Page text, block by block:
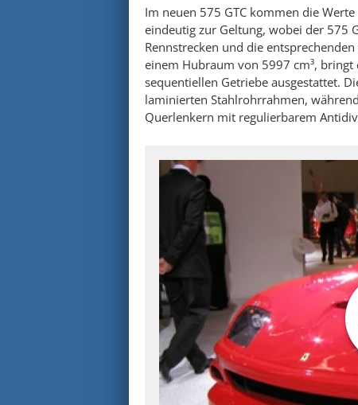
Im neuen 575 GTC kommen die
eindeutig zur Geltung, wobei der 575
Rennstrecken und die
einem Hubraum von 5997 cm³,
sequentiellen Getriebe ausgestattet.
laminierten Stahlrohrrahmen,
Querlenkern mit regulierbarem